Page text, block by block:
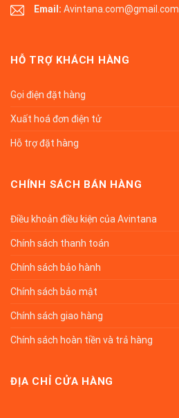
Email: Avintana.com@gmail.com
HỖ TRỢ KHÁCH HÀNG
Gọi điện đặt hàng
Xuất hoá đơn điện tử
Hỗ trợ đặt hàng
CHÍNH SÁCH BÁN HÀNG
Điều khoản điều kiện của Avintana
Chính sách thanh toán
Chính sách bảo hành
Chính sách bảo mật
Chính sách giao hàng
Chính sách hoàn tiền và trả hàng
ĐỊA CHỈ CỬA HÀNG